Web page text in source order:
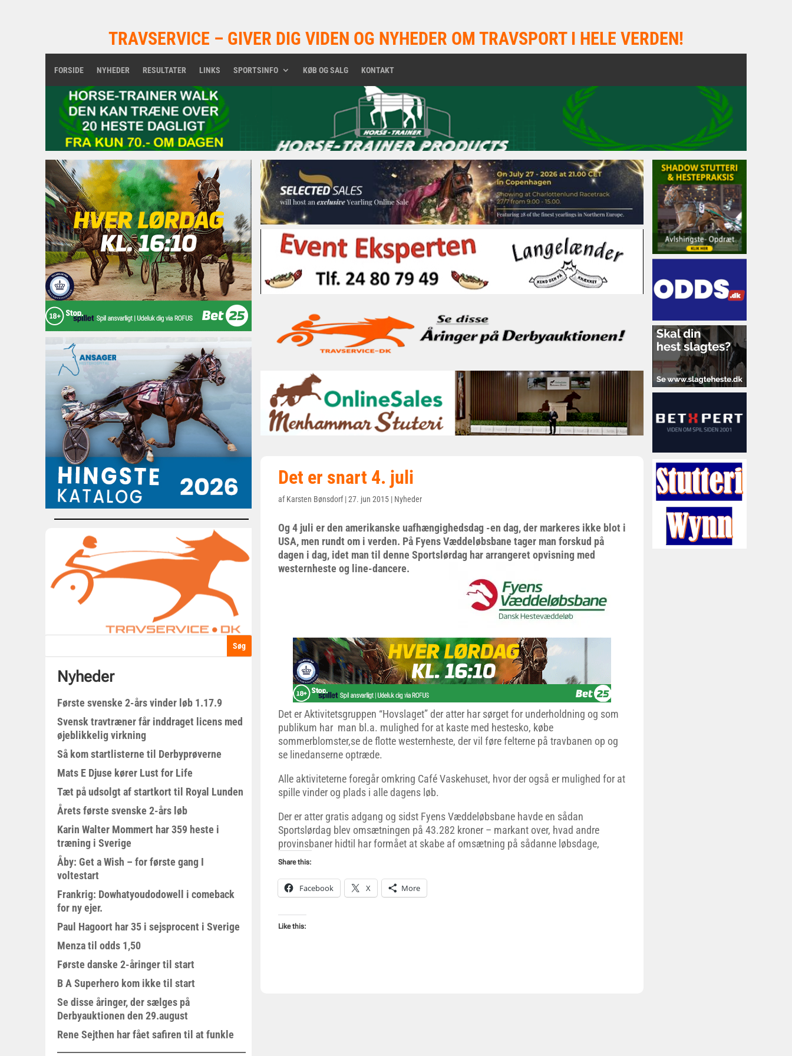
TRAVSERVICE – GIVER DIG VIDEN OG NYHEDER OM TRAVSPORT I HELE VERDEN!
FORSIDE NYHEDER RESULTATER LINKS SPORTSINFO KØB OG SALG KONTAKT
Nyheder
Første svenske 2-års vinder løb 1.17.9
Svensk travtræner får inddraget licens med
øjeblikkelig virkning
Så kom startlisterne til Derbyprøverne
Mats E Djuse kører Lust for Life
Tæt på udsolgt af startkort til Royal Lunden
Årets første svenske 2-års løb
Karin Walter Mommert har 359 heste i
træning i Sverige
Åby: Get a Wish – for første gang I
voltestart
Frankrig: Dowhatyoudodowell i comeback
for ny ejer.
Paul Hagoort har 35 i sejsprocent i Sverige
Menza til odds 1,50
Første danske 2-åringer til start
B A Superhero kom ikke til start
Se disse åringer, der sælges på
Derbyauktionen den 29.august
Rene Sejthen har fået safiren til at funkle
Det er snart 4. juli
afKarsten Bønsdorf|27. jun 2015 | Nyheder
Og 4 juli er den amerikanske uafhængighedsdag -en dag, der markeres ikke blot i
USA, men rundt om i verden. På Fyens Væddeløbsbane tager man forskud på
dagen i dag, idet man til denne Sportslørdag har arrangeret opvisning med
westernheste og line-dancere.
Det er Aktivitetsgruppen “Hovslaget” der atter har sørget for underholdning og som
publikum har man bl.a. mulighed for at kaste med hestesko, købe
sommerblomster,se de flotte westernheste, der vil føre felterne på travbanen op og
se linedanserne optræde.
Alle aktiviteterne foregår omkring Café Vaskehuset, hvor der også er mulighed for at
spille vinder og plads i alle dagens løb.
Der er atter gratis adgang og sidst Fyens Væddeløbsbane havde en sådan
Sportslørdag blev omsætningen på 43.282 kroner – markant over, hvad andre
provinsbaner hidtil har formået at skabe af omsætning på sådanne løbsdage,
Share this:
Facebook X More
Like this: